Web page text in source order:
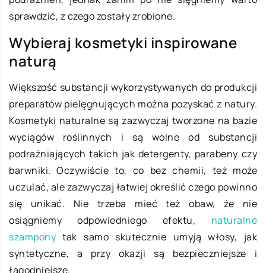
sprawdzić, z czego zostały zrobione.
Wybieraj kosmetyki inspirowane
naturą
Większość substancji wykorzystywanych do produkcji
preparatów pielęgnujących można pozyskać z natury.
Kosmetyki naturalne są zazwyczaj tworzone na bazie
wyciągów roślinnych i są wolne od substancji
podrażniających takich jak detergenty, parabeny czy
barwniki. Oczywiście to, co bez chemii, też może
uczulać, ale zazwyczaj łatwiej określić czego powinno
się unikać. Nie trzeba mieć też obaw, że nie
osiągniemy odpowiedniego efektu, naturalne
szampony tak samo skutecznie umyją włosy, jak
syntetyczne, a przy okazji są bezpieczniejsze i
łagodniejsze.